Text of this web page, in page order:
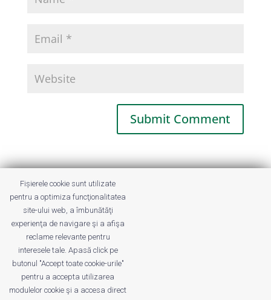
This site uses Akismet to reduce spam.
Learn how your comment data is
processed.
Fișierele cookie sunt utilizate
pentru a optimiza funcţionalitatea
site-ului web, a îmbunătăţi
experienţa de navigare şi a afişa
reclame relevante pentru
interesele tale. Apasă click pe
butonul "Accept toate cookie-urile"
pentru a accepta utilizarea
modulelor cookie şi a accesa direct